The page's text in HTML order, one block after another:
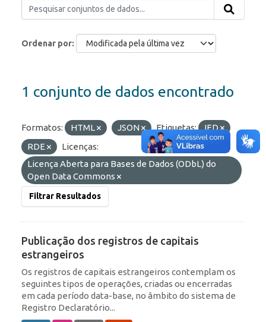
Ordenar por
1 conjunto de dados encontrado
Formatos: HTML JSON Etiquetas:
IED
RDE
Licenças:
Licença Aberta para Bases de Dados (ODbL) do
Open Data Commons
Filtrar Resultados
Publicação dos registros de capitais
estrangeiros
Os registros de capitais estrangeiros contemplam os
seguintes tipos de operações, criadas ou encerradas
em cada período data-base, no âmbito do sistema de
Registro Declaratório...